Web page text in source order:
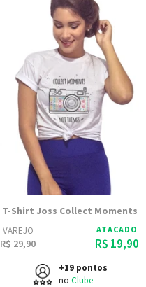
T-Shirt Joss Collect Moments
VAREJO
R$ 29,90
ATACADO
R$ 19,90
+19 pontos
no Clube